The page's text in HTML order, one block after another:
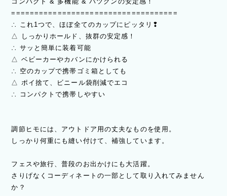
====================================
∴ これ1つで、ほぼ全てのカップにピッタリ❢
△ しっかりホールド、抜群の安定感！
∴ サッと簡単に装着可能
△ ベビーカーやカバンにかけられる
∴ 空のカップで携帯ゴミ箱としても
△ ポイ捨て、ビニール袋削減でエコ
∴ コンパクトで携帯しやすい
調節ヒモには、アウトドア用の丈夫なものを使用。
しっかり何重にも縫い付けて、補強しています。
フェスや旅行、普段のお出かけにも大活躍。
さりげなくコーディネートの一部として取り入れてみません
か？